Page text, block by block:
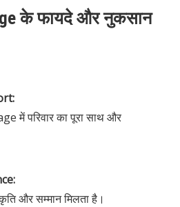
के फायदे और नुकसान
में परिवार का पूरा साथ और
और सम्मान मिलता है।